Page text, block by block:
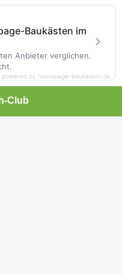
Club
Baukästen im
Anbieter verglichen.
powered by homepage-baukasten.de